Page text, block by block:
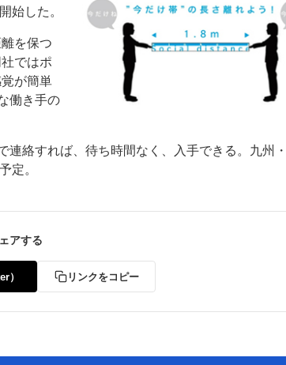
始した。
を保つ
ではポ
が簡単
働き手の
連絡すれば、待ち時間なく、入手できる。九州
定。
アする
） リンクをコピー